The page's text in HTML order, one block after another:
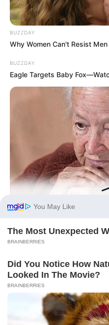
BUZZDAY
Why Women Can't Resist
BUZZDAY
Eagle Targets Baby
BUZZDAY